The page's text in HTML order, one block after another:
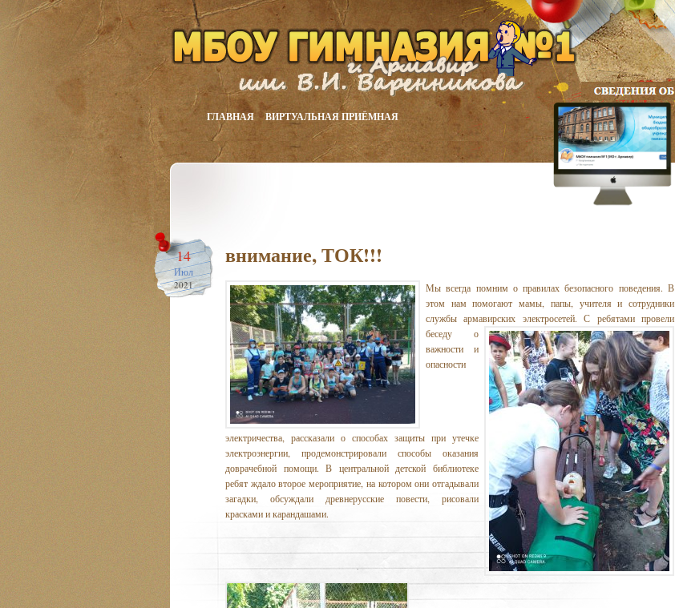
ГЛАВНАЯ ВИРТУАЛЬНАЯ ПРИЁМНАЯ
14
Июл
2021
внимание, ТОК!!!
Мы всегда помним о правилах безопасного поведения. В
этом нам помогают мамы, папы, учителя и сотрудники
службы армавирских электросетей.С ребятами провели
беседу о
важности и
опасности
электричества, рассказали о способах защиты при утечке
электроэнергии, продемонстрировали способы оказания
доврачебной помощи. В центральной детской библиотеке
ребят ждало второе мероприятие, на котором они отгадывали
загадки, обсуждали древнерусские повести, рисовали
красками и карандашами.